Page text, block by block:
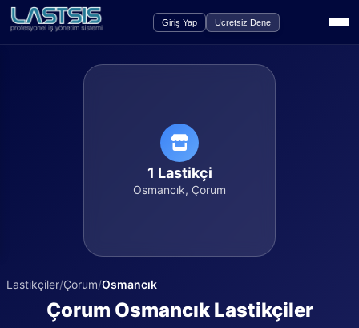
Giriş Yap Ücretsiz Dene
Lastikçiler/Çorum/Osmancık
Çorum OsmancıkLastikçiler
1 Lastikçi
Osmancık, Çorum